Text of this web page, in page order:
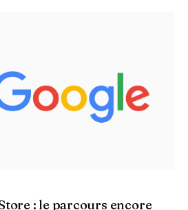
: le parcours encore